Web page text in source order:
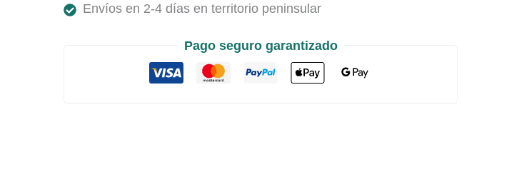
Envíos en 2-4 días en territorio peninsular
Pago seguro garantizado